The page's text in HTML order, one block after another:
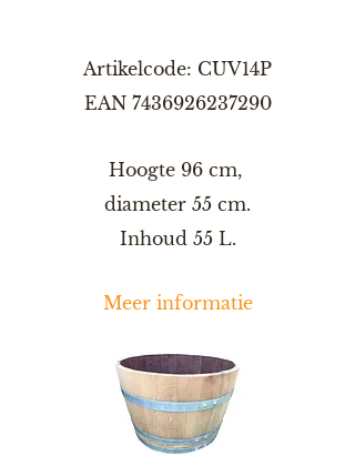
Artikelcode: CUV14P
EAN 7436926237290
Hoogte 96 cm,
diameter 55 cm.
Inhoud 55 L.
Meer informatie